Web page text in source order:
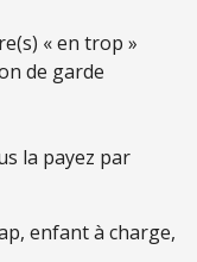
« en trop »
de garde
la payez par
enfant à charge,